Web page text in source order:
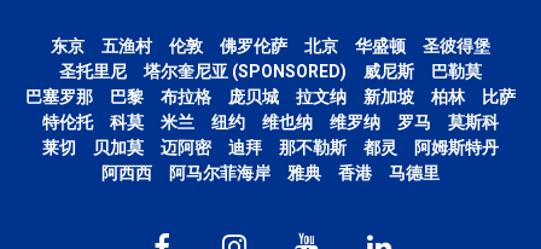
东京 五渔村 伦敦 佛罗伦萨 北京 华盛顿
圣彼得堡
圣托里尼
塔尔奎尼亚 (SPONSORED) 威尼斯
巴勒莫
巴塞罗那
巴黎 布拉格 庞贝城 拉文纳 新加坡 柏林
比萨
特伦托
科莫 米兰 纽约 维也纳 维罗纳 罗马
莫斯科
莱切
贝加莫 迈阿密 迪拜 那不勒斯 都灵
阿姆斯特丹
阿西西
阿马尔菲海岸 雅典 香港 马德里